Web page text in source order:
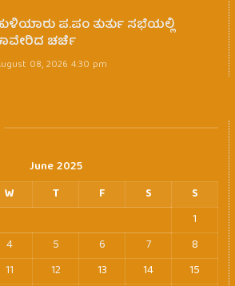
ಪ.ಪಂ ತುರ್ತು ಸಭೆಯಲ್ಲಿ
ಚರ್ಚೆ
08, 2026 4:30 pm
June 2025
W T F S
S
1
4 5 6 7
8
11 12 13 14 15